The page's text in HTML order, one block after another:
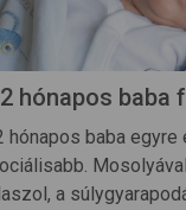
hónapos baba
hónapos baba
a